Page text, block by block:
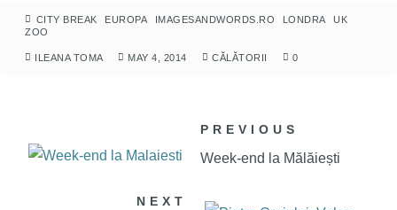
CITY BREAK EUROPA IMAGESANDWORDS.RO LONDRA
UK
ZOO
ILEANA TOMA MAY 4, 2014 CĂLĂTORII 0
PREVIOUS
Week-end la Mălăiești
NEXT